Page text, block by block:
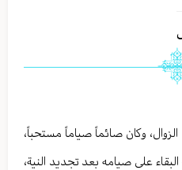
وكان صائماً صياماً مستحباً،
على صيامه بعد تجديد النية،